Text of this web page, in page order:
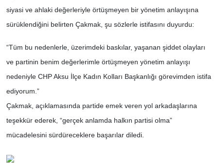
siyasi ve ahlaki değerleriyle örtüşmeyen bir yönetim anlayışına
sürüklendiğini belirten Çakmak, şu sözlerle istifasını duyurdu:
“Tüm bu nedenlerle, üzerimdeki baskılar, yaşanan şiddet olayları
ve partinin benim değerlerimle örtüşmeyen yönetim anlayışı
nedeniyle CHP Aksu İlçe Kadın Kolları Başkanlığı görevimden istifa
ediyorum.”
Çakmak, açıklamasında partide emek veren yol arkadaşlarına
teşekkür ederek, “gerçek anlamda halkın partisi olma”
mücadelesini sürdüreceklere başarılar diledi.